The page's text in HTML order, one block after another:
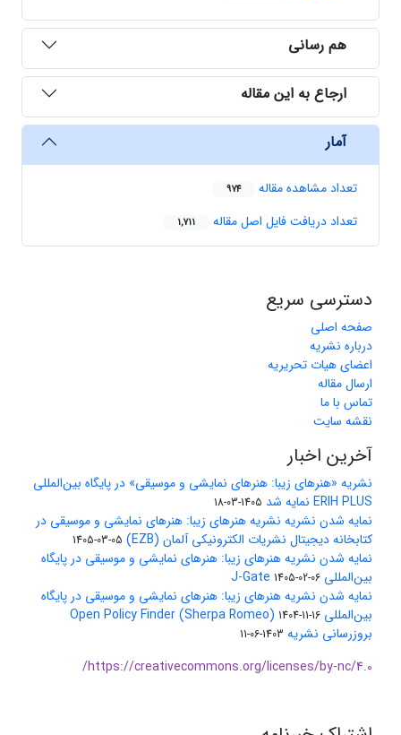
هم رسانی
ارجاع به این مقاله
آمار
تعداد مشاهده مقاله 974
تعداد دریافت فایل اصل مقاله 1,711
دسترسی سریع
صفحه اصلی
درباره نشریه
اعضای هیات تحریریه
ارسال مقاله
تماس با ما
نقشه سایت
آخرین اخبار
نشریه «هنرهای زیبا: هنرهای نمایشی و موسیقی» در پایگاه بین‌المللی
ERIH PLUS نمایه شد
1405-03-18
نمایه شدن نشریه نشریه هنرهای زیبا: هنرهای نمایشی و موسیقی در
کتابخانه دیجیتال نشریات الکترونیکی آلمان (EZB)
1405-03-05
نمایه شدن نشریه هنرهای زیبا: هنرهای نمایشی و موسیقی در پایگاه
بین‌المللی J-Gate 1405-02-06
نمایه شدن نشریه هنرهای زیبا: هنرهای نمایشی و موسیقی در پایگاه
بین‌المللی Open Policy Finder (Sherpa Romeo) 1404-11-16
بروزرسانی نشریه 1403-06-11
https://creativecommons.org/licenses/by-nc/4.0/